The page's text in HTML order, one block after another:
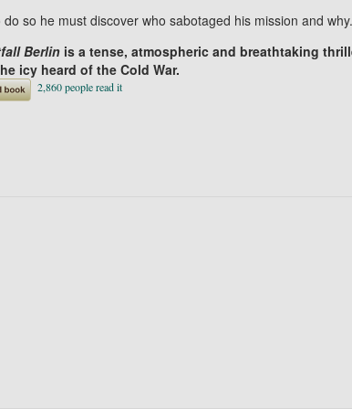
do so he must discover who sabotaged his mission and
Berlin is a tense, atmospheric and breathtaking
icy heard of the Cold War.